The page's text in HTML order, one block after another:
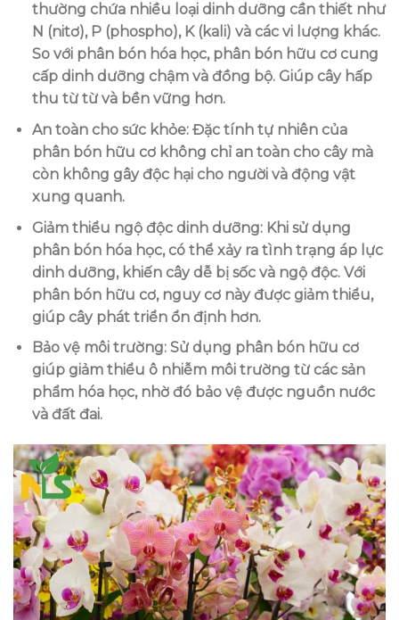
thường chứa nhiều loại dinh dưỡng cần thiết như
N (nitơ), P (phospho), K (kali) và các vi lượng khác.
So với phân bón hóa học, phân bón hữu cơ cung
cấp dinh dưỡng chậm và đồng bộ. Giúp cây hấp
thu từ từ và bền vững hơn.
An toàn cho sức khỏe: Đặc tính tự nhiên của
phân bón hữu cơ không chỉ an toàn cho cây mà
còn không gây độc hại cho người và động vật
xung quanh.
Giảm thiểu ngộ độc dinh dưỡng: Khi sử dụng
phân bón hóa học, có thể xảy ra tình trạng áp lực
dinh dưỡng, khiến cây dễ bị sốc và ngộ độc. Với
phân bón hữu cơ, nguy cơ này được giảm thiểu,
giúp cây phát triển ổn định hơn.
Bảo vệ môi trường: Sử dụng phân bón hữu cơ
giúp giảm thiểu ô nhiễm môi trường từ các sản
phẩm hóa học, nhờ đó bảo vệ được nguồn nước
và đất đai.